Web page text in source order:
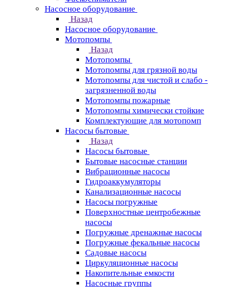
Насосное оборудование
Назад
Насосное оборудование
Мотопомпы
Назад
Мотопомпы
Мотопомпы для грязной воды
Мотопомпы для чистой и слабо -
загрязненной воды
Мотопомпы пожарные
Мотопомпы химически стойкие
Комплектующие для мотопомп
Насосы бытовые
Назад
Насосы бытовые
Бытовые насосные станции
Вибрационные насосы
Гидроаккумуляторы
Канализационные насосы
Насосы погружные
Поверхностные центробежные
насосы
Погружные дренажные насосы
Погружные фекальные насосы
Садовые насосы
Циркуляционные насосы
Накопительные емкости
Насосные группы